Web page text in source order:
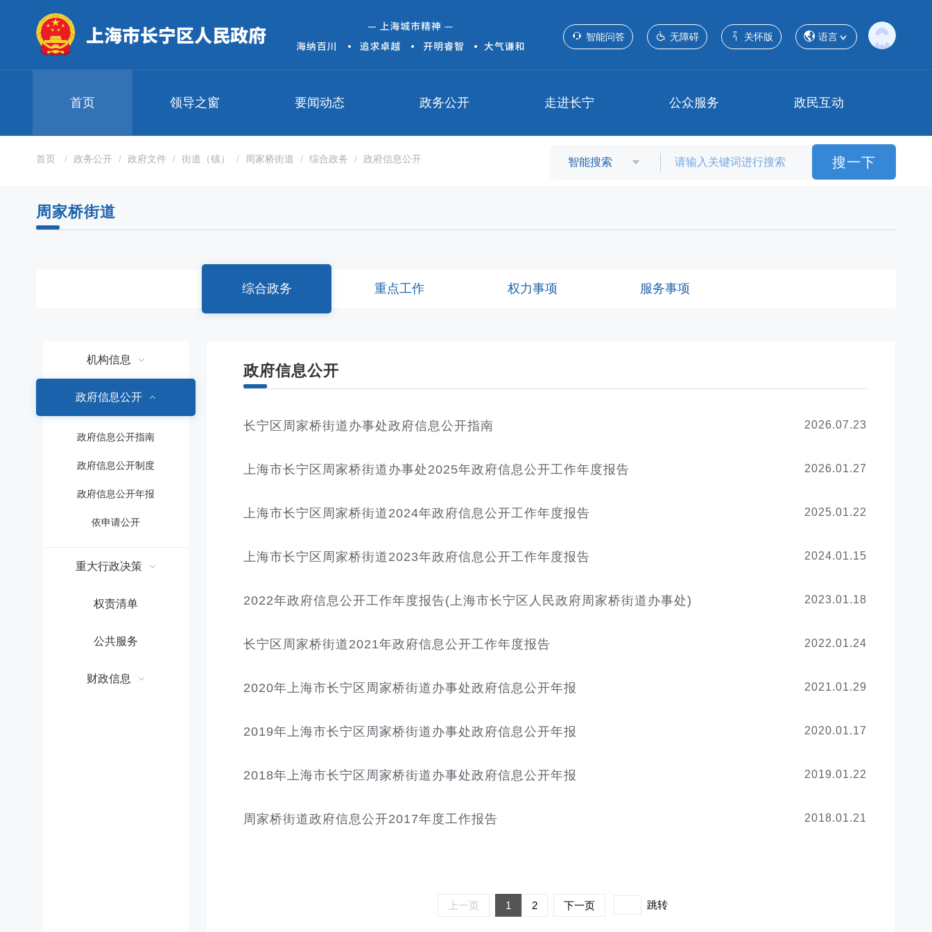
到
智能问答 无障碍 关怀版 语言
首页 领导之窗 要闻动态 政务公开 走进长宁 公众服务 政民互动
首页 政务公开 政府文件 街道（镇） 周家桥街道 综合政务 政府信息公开 搜一下
周家桥街道
综合政务 重点工作 权力事项 服务事项
机构信息
政府信息公开
政府信息公开指南
政府信息公开制度
政府信息公开年报
依申请公开
重大行政决策
权责清单
公共服务
财政信息
政府信息公开
长宁区周家桥街道办事处政府信息公开指南 2026.07.23
上海市长宁区周家桥街道办事处2025年政府信息公开工作年度报告 2026.01.27
上海市长宁区周家桥街道2024年政府信息公开工作年度报告 2025.01.22
上海市长宁区周家桥街道2023年政府信息公开工作年度报告 2024.01.15
2022年政府信息公开工作年度报告(上海市长宁区人民政府周家桥街道办事处) 2023.01.18
长宁区周家桥街道2021年政府信息公开工作年度报告 2022.01.24
2020年上海市长宁区周家桥街道办事处政府信息公开年报 2021.01.29
2019年上海市长宁区周家桥街道办事处政府信息公开年报 2020.01.17
2018年上海市长宁区周家桥街道办事处政府信息公开年报 2019.01.22
周家桥街道政府信息公开2017年度工作报告 2018.01.21
上一页 1 2 下一页 跳转